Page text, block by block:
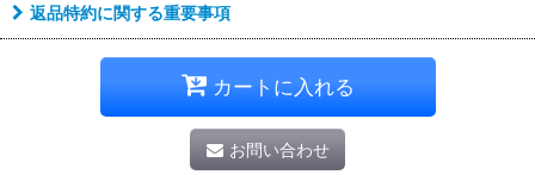
返品特約に関する重要事項
カートに入れる
お問い合わせ